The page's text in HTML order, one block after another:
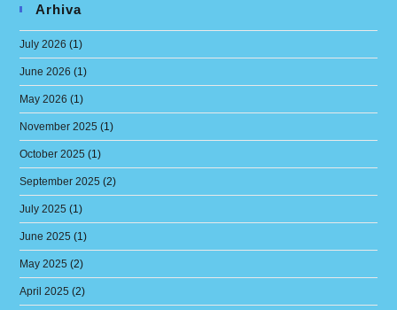
Arhiva
July 2026 (1)
June 2026 (1)
May 2026 (1)
November 2025 (1)
October 2025 (1)
September 2025 (2)
July 2025 (1)
June 2025 (1)
May 2025 (2)
April 2025 (2)